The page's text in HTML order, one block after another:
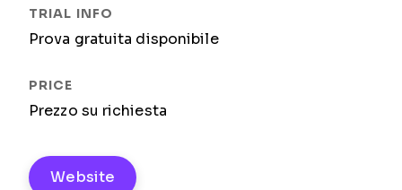
Prova gratuita disponibile
Prezzo su richiesta
Website